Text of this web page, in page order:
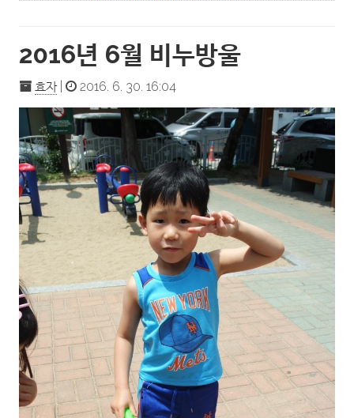
2016년 6월 비누방울
효자| 2016. 6. 30. 16:04